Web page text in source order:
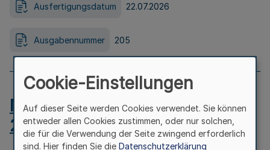
Ausfertigungsdatum 22.07.2026
Ausgabennummer 205
MB.NRW 2026 Nr. 204 vom
24.07.2026
Cookie-Einstellungen
Auf dieser Seite werden Cookies verwendet. Sie können
entweder allen Cookies zustimmen, oder nur solchen,
die für die Verwendung der Seite zwingend erforderlich
sind. Hier finden Sie die Datenschutzerklärung